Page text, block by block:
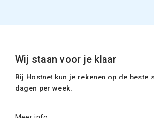
Wij staan voor je klaar
Bij Hostnet kun je rekenen op de beste
dagen per week.